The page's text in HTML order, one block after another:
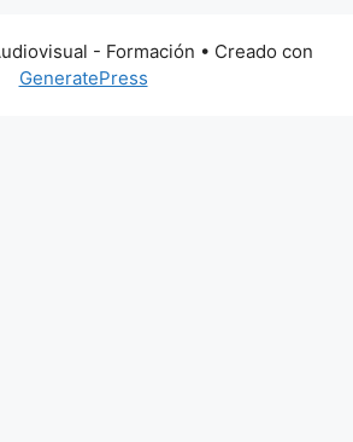
- Formación • Creado con
GeneratePress